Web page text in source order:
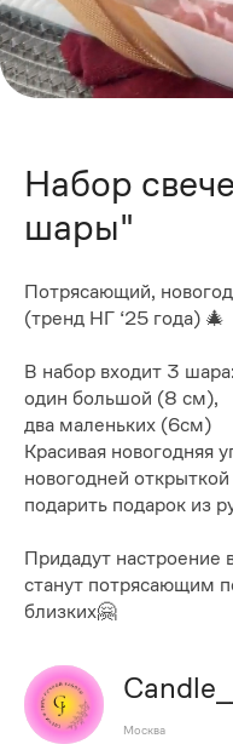
Набор
шары"
Потрясающий,
(тренд НГ ‘25 года) 🎄
В набор входит 3 шара:
один большой (8 см),
два маленьких (6см)
Красивая новогодняя
новогодней
подарить подарок из
Придадут
станут потрясающим
близких🤗
Москва